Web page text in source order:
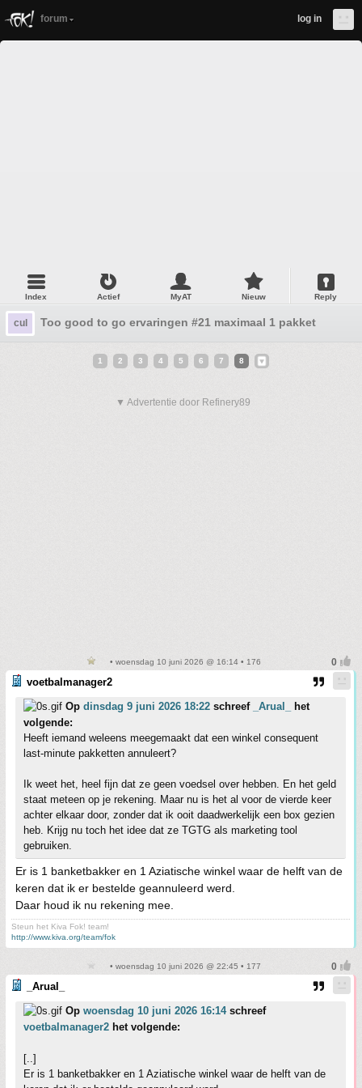
forum log in
Index Actief MyAT Nieuw Reply
cul Too good to go ervaringen #21 maximaal 1 pakket
1 2 3 4 5 6 7 8
▼ Advertentie door Refinery89
• woensdag 10 juni 2026 @ 16:14 • 176
voetbalmanager2
Op dinsdag 9 juni 2026 18:22 schreef _Arual_
het
volgende:
Heeft iemand weleens meegemaakt dat een winkel consequent
last-minute pakketten annuleert?
Ik weet het, heel fijn dat ze geen voedsel over hebben. En het geld
staat meteen op je rekening. Maar nu is het al voor de vierde keer
achter elkaar door, zonder dat ik ooit daadwerkelijk een box gezien
heb. Krijg nu toch het idee dat ze TGTG als marketing tool
gebruiken.
Er is 1 banketbakker en 1 Aziatische winkel waar de helft van de
keren dat ik er bestelde geannuleerd werd.
Daar houd ik nu rekening mee.
Steun het Kiva Fok! team!
http://www.kiva.org/team/fok
• woensdag 10 juni 2026 @ 22:45 • 177
_Arual_
Op woensdag 10 juni 2026 16:14schreef
voetbalmanager2 het volgende:
[..]
Er is 1 banketbakker en 1 Aziatische winkel waar de helft van de